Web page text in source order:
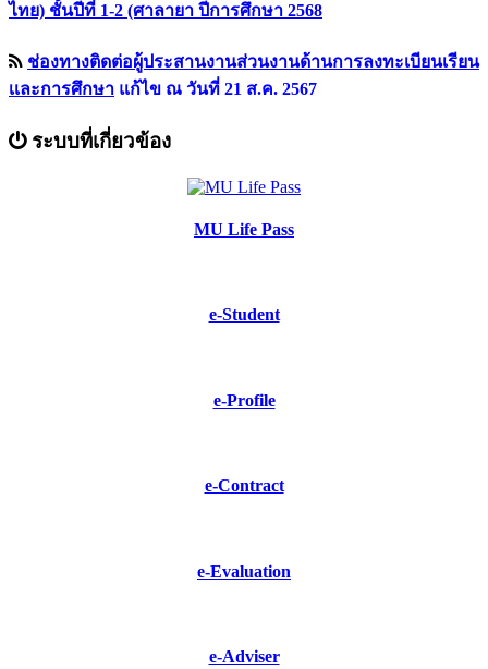
ไทย) ชั้นปีที่ 1-2 (ศาลายา ปีการศึกษา 2568
ช่องทางติดต่อผู้ประสานงานส่วนงานด้านการลงทะเบียนเรียน
เเละการศึกษา แก้ไข ณ วันที่ 21 ส.ค. 2567
ระบบที่เกี่ยวข้อง
MU Life Pass
e-Student
e-Profile
e-Contract
e-Evaluation
e-Adviser